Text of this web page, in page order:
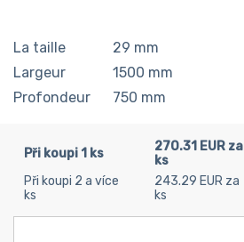
La taille 29 mm
Largeur
1500 mm
Profondeur
750 mm
Při koupi 1 ks
270.31 EUR za
ks
Při koupi 2 a více
ks
243.29 EUR za
ks